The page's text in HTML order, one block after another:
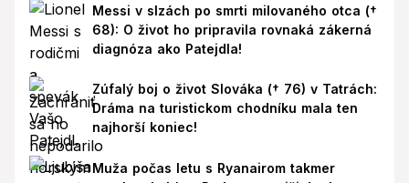
Messi v slzách po smrti milovaného otca (†
68): O život ho pripravila rovnaká zákerná
diagnóza ako Patejdla!
Zúfalý boj o život Slováka († 76) v Tatrách:
Dráma na turistickom chodníku mala ten
najhorší koniec!
Muža počas letu s Ryanairom takmer